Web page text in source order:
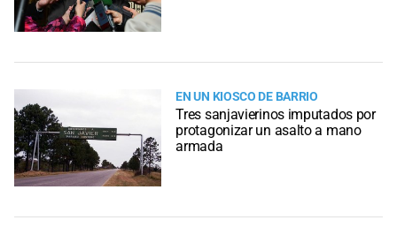
EN UN KIOSCO DE BARRIO
Tres sanjavierinos imputados por
protagonizar un asalto a mano
armada